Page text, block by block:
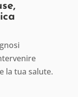
la tua salute.